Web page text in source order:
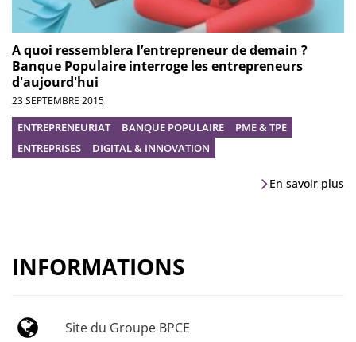
A quoi ressemblera l’entrepreneur de demain ?
Banque Populaire interroge les entrepreneurs
d'aujourd'hui
23 SEPTEMBRE 2015
ENTREPRENEURIAT BANQUE POPULAIRE
PME & TPE
ENTREPRISES
DIGITAL & INNOVATION
En savoir plus
INFORMATIONS
Site du Groupe BPCE